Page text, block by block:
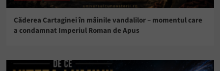
Căderea Cartaginei în mâinile vandalilor – momentul care
a condamnat Imperiul Roman de Apus